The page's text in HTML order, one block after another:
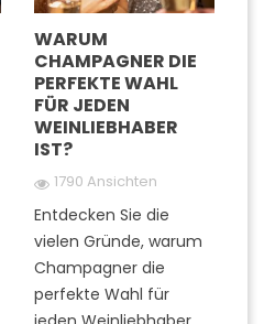
WARUM
CHAMPAGNER DIE
PERFEKTE WAHL
FÜR JEDEN
WEINLIEBHABER
IST?
1790 Ansichten
Entdecken Sie die
vielen Gründe, warum
Champagner die
perfekte Wahl für